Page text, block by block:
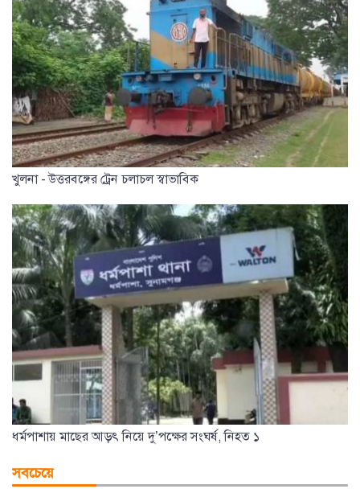
খুলনা - উত্তরবঙ্গের ট্রেন চলাচল স্বাভাবিক
ধর্মপাশায় মাছের আড়ৎ নিয়ে দু’পক্ষের সংঘর্ষ, নিহত ১
সবচেয়ে